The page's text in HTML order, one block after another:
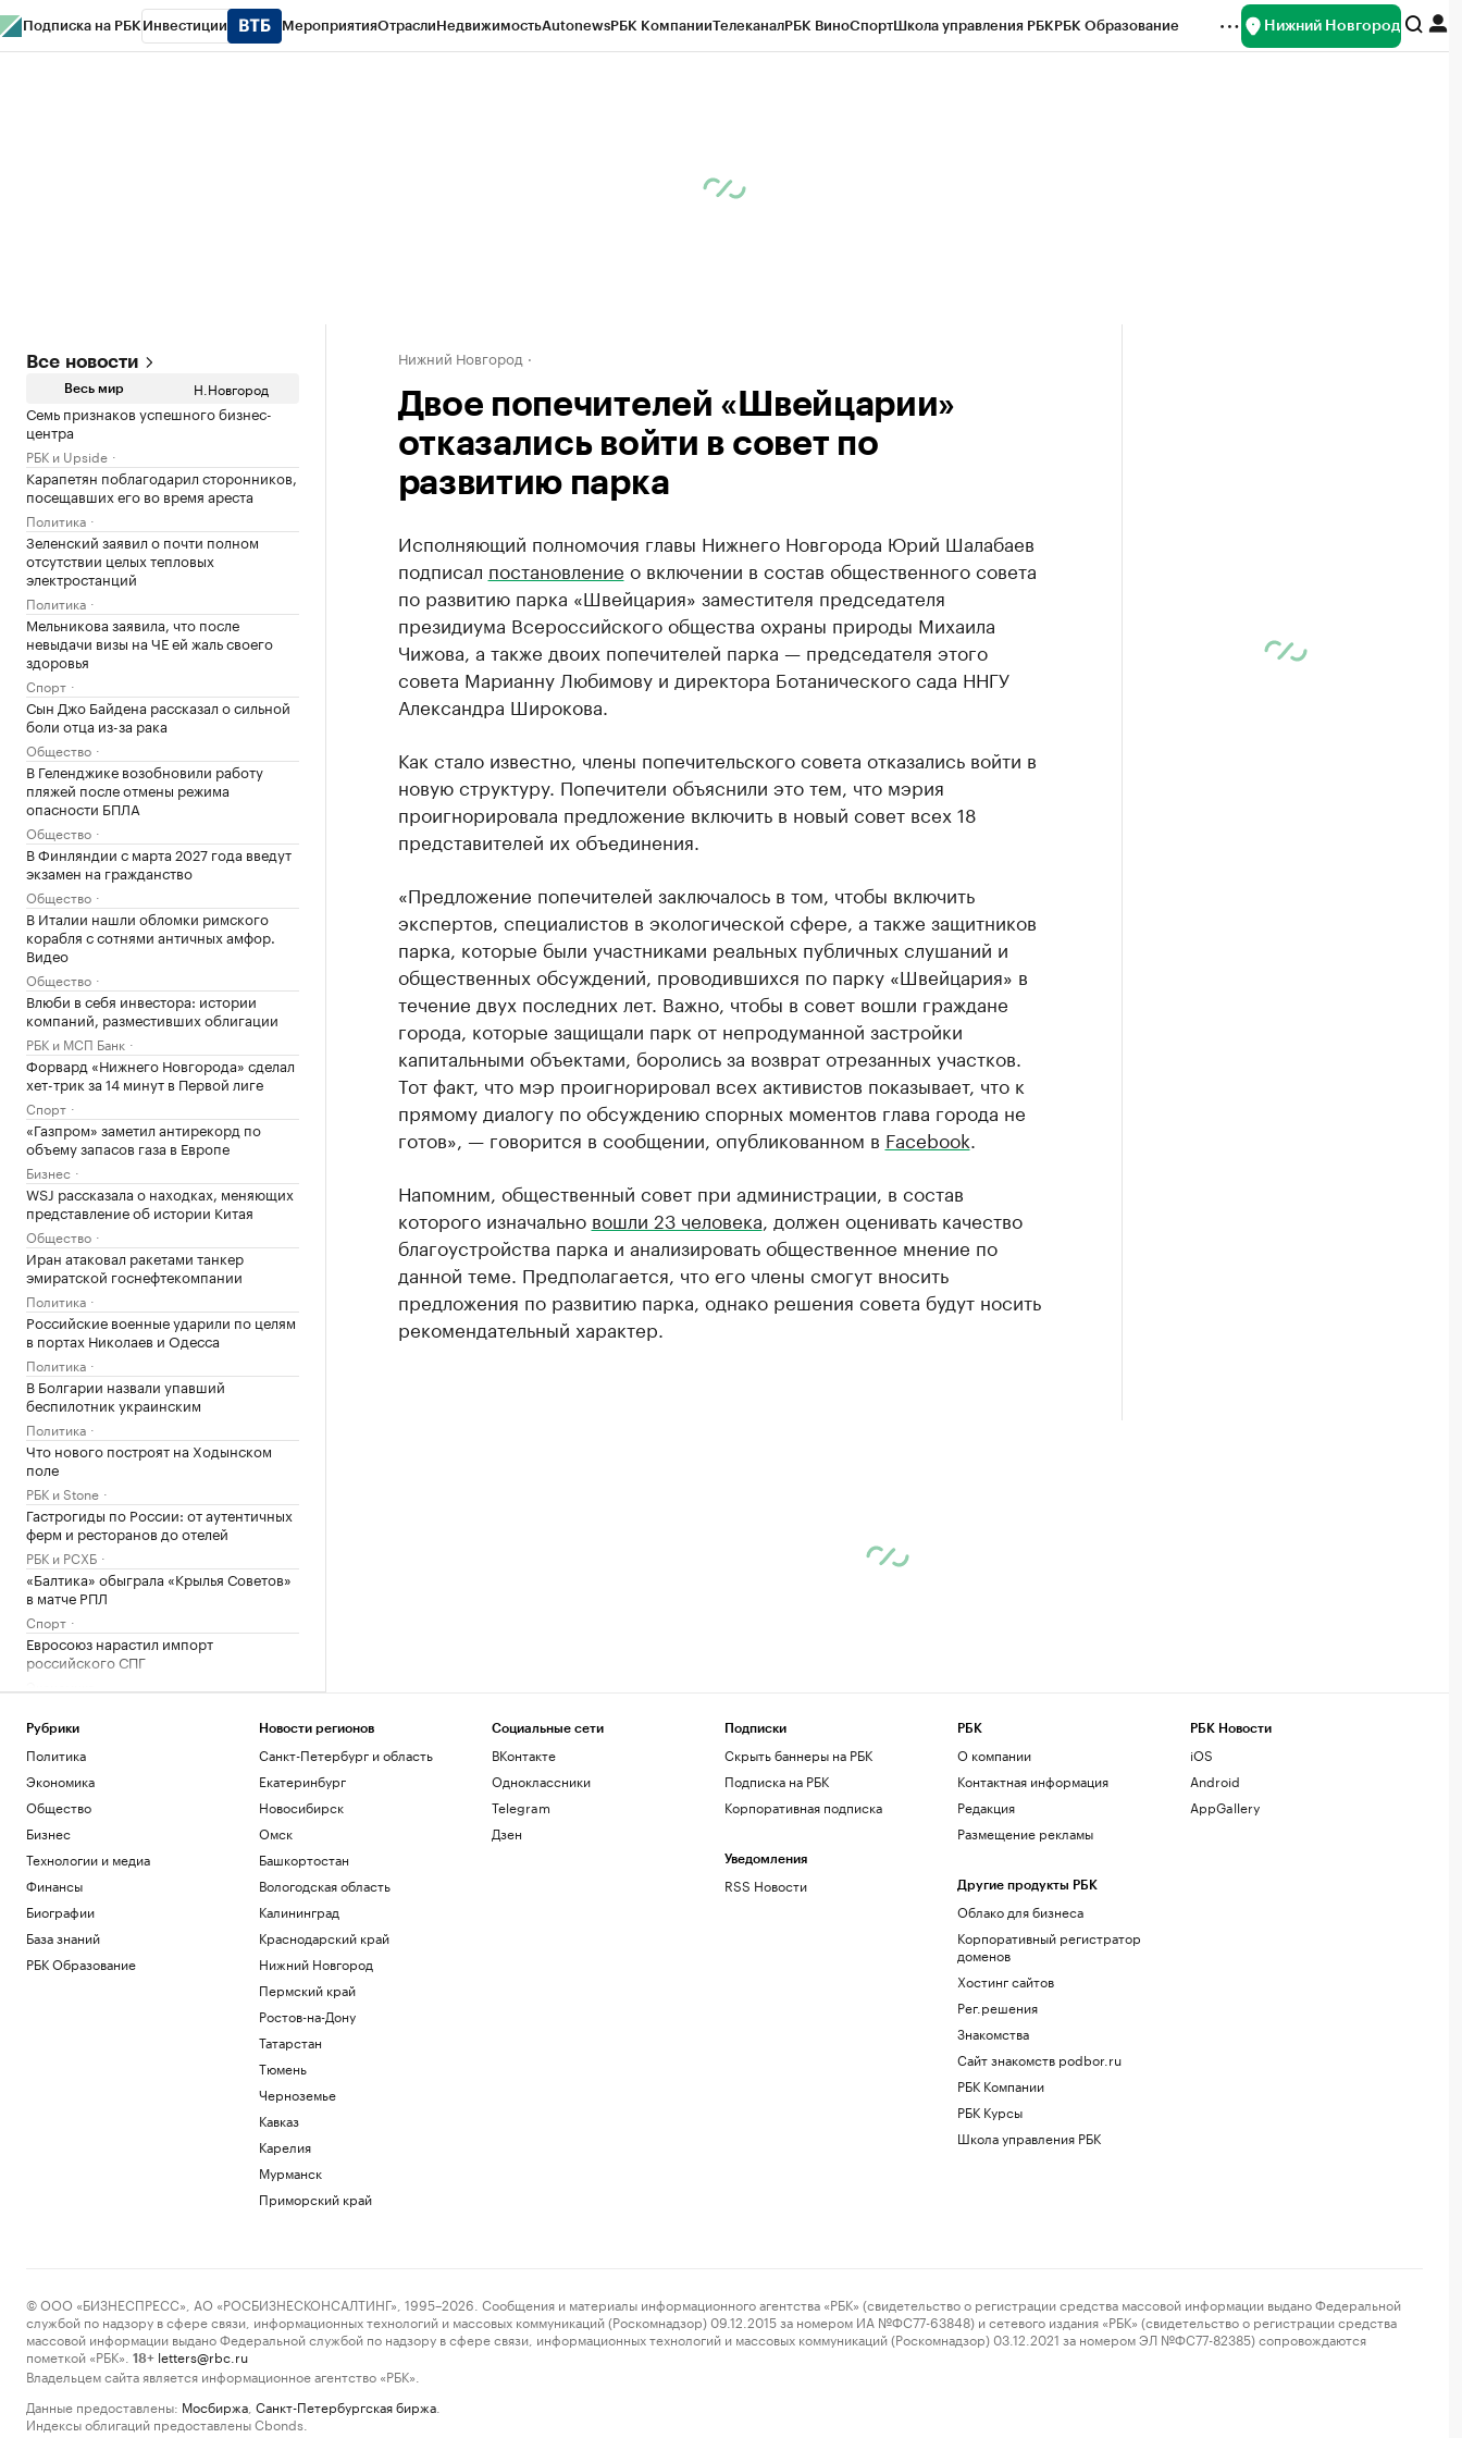
Подписка на РБК Инвестиции МероприятияОтраслиНедвижимостьAutonewsРБК КомпанииТелеканалРБК ВиноСпортШкола управления РБКРБК Образование Нижний Новгород
Все новости
Весь мир Н.Новгород
Семь признаков успешного бизнес-
центра
РБК и Upside
Карапетян поблагодарил сторонников,
посещавших его во время ареста
Политика
Зеленский заявил о почти полном
отсутствии целых тепловых
электростанций
Политика
Мельникова заявила, что после
невыдачи визы на ЧЕ ей жаль своего
здоровья
Спорт
Сын Джо Байдена рассказал о сильной
боли отца из-за рака
Общество
В Геленджике возобновили работу
пляжей после отмены режима
опасности БПЛА
Общество
В Финляндии с марта 2027 года введут
экзамен на гражданство
Общество
В Италии нашли обломки римского
корабля с сотнями античных амфор.
Видео
Общество
Влюби в себя инвестора: истории
компаний, разместивших облигации
РБК и МСП Банк
Форвард «Нижнего Новгорода» сделал
хет-трик за 14 минут в Первой лиге
Спорт
«Газпром» заметил антирекорд по
объему запасов газа в Европе
Бизнес
WSJ рассказала о находках, меняющих
представление об истории Китая
Общество
Иран атаковал ракетами танкер
эмиратской госнефтекомпании
Политика
Российские военные ударили по целям
в портах Николаев и Одесса
Политика
В Болгарии назвали упавший
беспилотник украинским
Политика
Что нового построят на Ходынском
поле
РБК и Stone
Гастрогиды по России: от аутентичных
ферм и ресторанов до отелей
РБК и РСХБ
«Балтика» обыграла «Крылья Советов»
в матче РПЛ
Спорт
Евросоюз нарастил импорт
российского СПГ
помощи Украине на «европейском
Политика
Нижний Новгород
Двое попечителей «Швейцарии»
отказались войти в совет по
развитию парка
Исполняющий полномочия главы Нижнего Новгорода Юрий Шалабаев
подписал постановление о включении в состав общественного совета
по развитию парка «Швейцария» заместителя председателя
президиума Всероссийского общества охраны природы Михаила
Чижова, а также двоих попечителей парка — председателя этого
совета Марианну Любимову и директора Ботанического сада ННГУ
Александра Широкова.
Как стало известно, члены попечительского совета отказались войти в
новую структуру. Попечители объяснили это тем, что мэрия
проигнорировала предложение включить в новый совет всех 18
представителей их объединения.
«Предложение попечителей заключалось в том, чтобы включить
экспертов, специалистов в экологической сфере, а также защитников
парка, которые были участниками реальных публичных слушаний и
общественных обсуждений, проводившихся по парку «Швейцария» в
течение двух последних лет. Важно, чтобы в совет вошли граждане
города, которые защищали парк от непродуманной застройки
капитальными объектами, боролись за возврат отрезанных участков.
Тот факт, что мэр проигнорировал всех активистов показывает, что к
прямому диалогу по обсуждению спорных моментов глава города не
готов», — говорится в сообщении, опубликованном в Facebook
Напомним, общественный совет при администрации, в состав
которого изначально вошли 23 человека , должен оценивать качество
благоустройства парка и анализировать общественное мнение по
данной теме. Предполагается, что его члены смогут вносить
предложения по развитию парка, однако решения совета будут носить
рекомендательный характер.
Рубрики
Политика
Экономика
Общество
Бизнес
Технологии и медиа
Финансы
Биографии
База знаний
РБК Образование
Новости регионов
Санкт-Петербург и область
Екатеринбург
Новосибирск
Омск
Башкортостан
Вологодская область
Калининград
Краснодарский край
Нижний Новгород
Пермский край
Ростов-на-Дону
Татарстан
Тюмень
Черноземье
Кавказ
Карелия
Мурманск
Приморский край
Социальные сети
ВКонтакте
Одноклассники
Telegram
Дзен
Подписки
Скрыть баннеры на РБК
Подписка на РБК
Корпоративная подписка
Уведомления
RSS Новости
РБК
О компании
Контактная информация
Редакция
Размещение рекламы
Другие продукты РБК
Облако для бизнеса
Корпоративный регистратор
доменов
Хостинг сайтов
Рег.решения
Знакомства
Сайт знакомств podbor.ru
РБК Компании
РБК Курсы
Школа управления РБК
РБК Новости
iOS
Android
AppGallery
© ООО «БИЗНЕСПРЕСС», АО «РОСБИЗНЕСКОНСАЛТИНГ», 1995–2026. Сообщения и материалы информационного агентства «РБК» (свидетельство о регистрации средства массовой информации выдано Федеральной
службой по надзору в сфере связи, информационных технологий и массовых коммуникаций (Роскомнадзор) 09.12.2015 за номером ИА №ФС77-63848) и сетевого издания «РБК» (свидетельство о регистрации средства
массовой информации выдано Федеральной службой по надзору в сфере связи, информационных технологий и массовых коммуникаций (Роскомнадзор) 03.12.2021 за номером ЭЛ №ФС77-82385) сопровождаются
пометкой «РБК».
18+ letters@rbc.ru
Владельцем сайта является информационное агентство «РБК».
Данные предоставлены: Мосбиржа Санкт-Петербургская биржа
Индексы облигаций предоставлены Cbonds.